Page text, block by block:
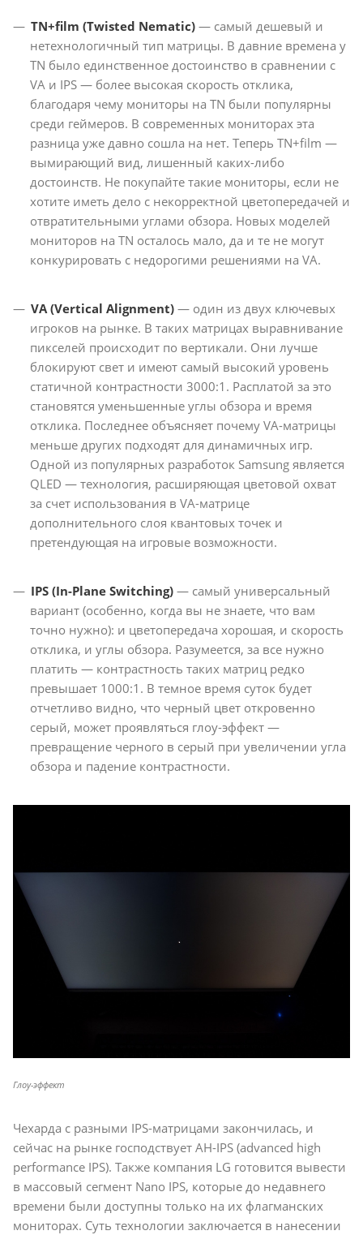
TN+film (Twisted Nematic) — самый дешевый и
нетехнологичный тип матрицы. В давние времена у
TN было единственное достоинство в сравнении с
VA и IPS — более высокая скорость отклика,
благодаря чему мониторы на TN были популярны
среди геймеров. В современных мониторах эта
разница уже давно сошла на нет. Теперь TN+film —
вымирающий вид, лишенный каких-либо
достоинств. Не покупайте такие мониторы, если не
хотите иметь дело с некорректной цветопередачей и
отвратительными углами обзора. Новых моделей
мониторов на TN осталось мало, да и те не могут
конкурировать с недорогими решениями на VA.
VA (Vertical Alignment) — один из двух ключевых
игроков на рынке. В таких матрицах выравнивание
пикселей происходит по вертикали. Они лучше
блокируют свет и имеют самый высокий уровень
статичной контрастности 3000:1. Расплатой за это
становятся уменьшенные углы обзора и время
отклика. Последнее объясняет почему VA-матрицы
меньше других подходят для динамичных игр.
Одной из популярных разработок Samsung является
QLED — технология, расширяющая цветовой охват
за счет использования в VA-матрице
дополнительного слоя квантовых точек и
претендующая на игровые возможности.
IPS (In-Plane Switching) — самый универсальный
вариант (особенно, когда вы не знаете, что вам
точно нужно): и цветопередача хорошая, и скорость
отклика, и углы обзора. Разумеется, за все нужно
платить — контрастность таких матриц редко
превышает 1000:1. В темное время суток будет
отчетливо видно, что черный цвет откровенно
серый, может проявляться глоу-эффект —
превращение черного в серый при увеличении угла
обзора и падение контрастности.
Глоу-эффект
Чехарда с разными IPS-матрицами закончилась, и
сейчас на рынке господствует AH-IPS (advanced high
performance IPS). Также компания LG готовится вывести
в массовый сегмент Nano IPS, которые до недавнего
времени были доступны только на их флагманских
мониторах. Суть технологии заключается в нанесении